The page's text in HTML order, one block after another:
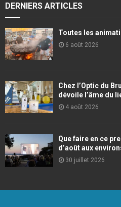
DERNIERS ARTICLES
Toutes les
6 août 2026
Chez l’Optic du
dévoile l’âme du
4 août 2026
Que faire en ce
d’août aux
30 juillet 2026